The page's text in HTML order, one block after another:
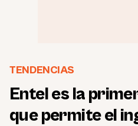
TENDENCIAS
Entel es la
que permite el